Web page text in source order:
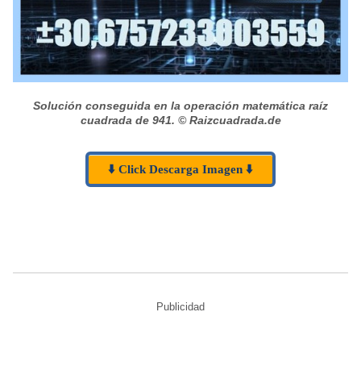
Solución conseguida en la operación matemática raíz
cuadrada de 941. © Raizcuadrada.de
⬇️ Click Descarga Imagen ⬇️
Publicidad